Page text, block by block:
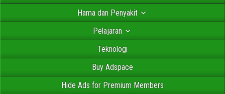
Hama dan Penyakit
Pelajaran
Teknologi
Buy Adspace
Hide Ads for Premium Members